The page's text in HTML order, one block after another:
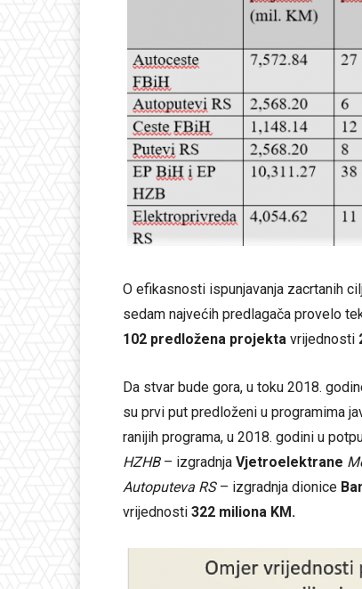
O efikasnosti ispunjavanja zacrtanih
sedam najvećih predlagača provelo
102 predložena projekta vrijednosti
Da stvar bude gora, u toku 2018.
su prvi put predloženi u programima
ranijih programa, u 2018. godini u
HZHB– izgradnja Vjetroelektrane
Autoputeva RS– izgradnja dionice
vrijednosti 322 miliona KM.